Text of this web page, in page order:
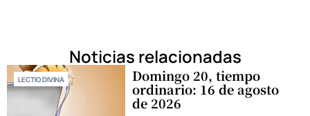
Noticias relacionadas
LECTIO DIVINA Domingo 20, tiempo
ordinario: 16 de agosto
de 2026